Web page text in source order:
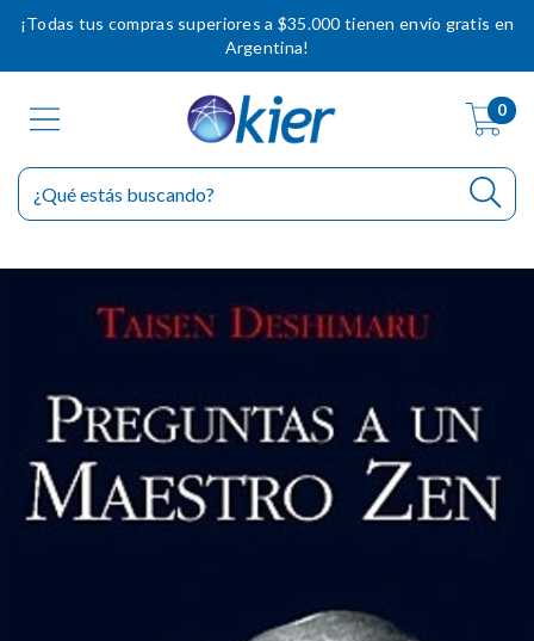
¡Todas tus compras superiores a $35.000 tienen envío gratis en
Argentina!
0